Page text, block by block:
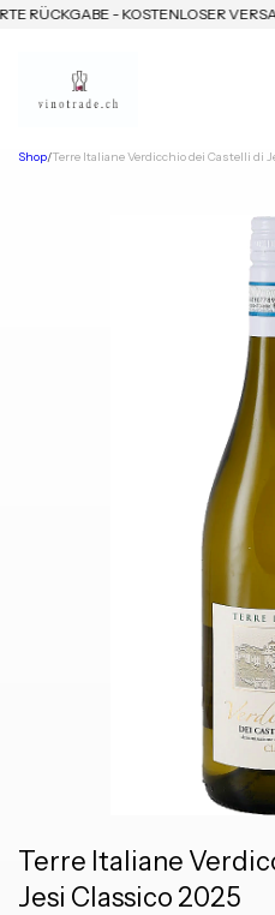
RÜCKGABE - KOSTENLOSER
Shop/Terre Italiane Verdicchio dei Castelli di
Terre Italiane
Jesi Classico 2025